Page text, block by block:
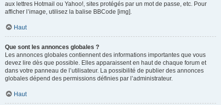
aux lettres Hotmail ou Yahoo!, sites protégés par un mot de passe, etc. Pour
afficher l’image, utilisez la balise BBCode [img].
Haut
Que sont les annonces globales ?
Les annonces globales contiennent des informations importantes que vous
devez lire dès que possible. Elles apparaissent en haut de chaque forum et
dans votre panneau de l’utilisateur. La possibilité de publier des annonces
globales dépend des permissions définies par l’administrateur.
Haut